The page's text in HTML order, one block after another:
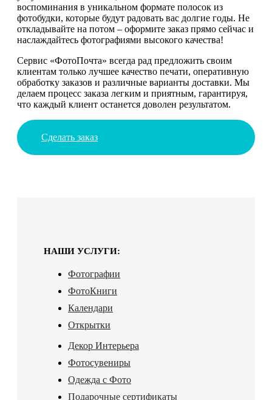
воспоминания в уникальном формате полосок из
фотобудки, которые будут радовать вас долгие годы. Не
откладывайте на потом – оформите заказ прямо сейчас и
наслаждайтесь фотографиями высокого качества!
Сервис «ФотоПочта» всегда рад предложить своим
клиентам только лучшее качество печати, оперативную
обработку заказов и различные варианты доставки. Мы
делаем процесс заказа легким и приятным, гарантируя,
что каждый клиент останется доволен результатом.
Сделать заказ
НАШИ УСЛУГИ:
Фотографии
ФотоКниги
Календари
Открытки
Декор Интерьера
Фотосувениры
Одежда с Фото
Подарочные сертификаты